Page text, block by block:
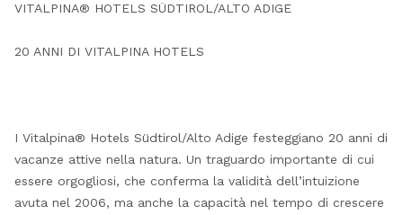
VITALPINA® HOTELS SÜDTIROL/ALTO ADIGE
20 ANNI DI VITALPINA HOTELS
I Vitalpina® Hotels Südtirol/Alto Adige festeggiano 20 anni di
vacanze attive nella natura. Un traguardo importante di cui
essere orgogliosi, che conferma la validità dell’intuizione
avuta nel 2006, ma anche la capacità nel tempo di crescere